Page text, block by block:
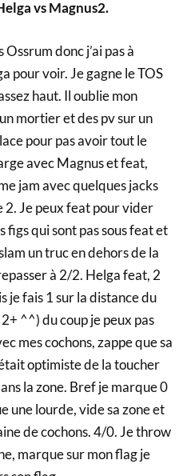
vs Magnus2.
donc j’ai pas à
pour voir. Je gagne le TOS
haut. Il oublie mon
mortier et des pv sur un
pour pas avoir tout le
avec Magnus et feat,
jam avec quelques jacks
2. Je peux feat pour vider
figs qui sont pas sous feat et
un truc en dehors de la
à 2/2. Helga feat, 2
je fais 1 sur la distance du
^^) du coup je peux pas
mes cochons, zappe que sa
optimiste de la toucher
la zone. Bref je marque 0
une lourde, vide sa zone et
de cochons. 4/0. Je throw
marque sur mon flag je